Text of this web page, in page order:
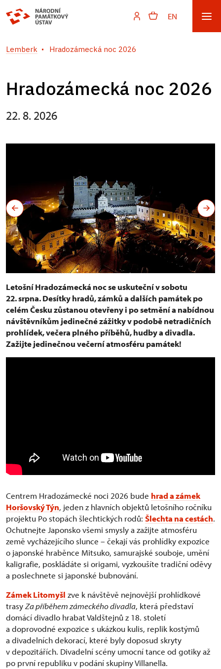
EN
Lemberk Hradozámecká noc 2026
Hradozámecká noc 2026
22. 8. 2026
Letošní Hradozámecká noc se uskuteční v sobotu
22. srpna. Desítky hradů, zámků a dalších památek po
celém Česku zůstanou otevřeny i po setmění a nabídnou
návštěvníkům jedinečné zážitky v podobě netradičních
prohlídek, večera plného příběhů, hudby a divadla.
Zažijte jedinečnou večerní atmosféru památek!
Centrem Hradozámecké noci 2026 bude hrad a zámek
Horšovský Týn, jeden z hlavních objektů letošního ročníku
projektu Po stopách šlechtických rodů: Šlechta na cestách.
Ochutnejte Japonsko všemi smysly a zažijte atmosféru
země vycházejícího slunce – čekají vás prohlídky expozice
o japonské hraběnce Mitsuko, samurajské souboje, umění
kaligrafie, poskládáte si origami, vyzkoušíte tradiční oděvy
a poslechnete si japonské bubnování.
Zámek Litomyšl zve k návštěvě nejnovější prohlídkové
trasyZa příběhem zámeckého divadla, která představí
domácí divadlo hrabat Valdštejnů z 18. století
a doprovodné expozice s ukázkou kulis, replik kostýmů
a divadelních dekorací, které byly doposud skryty
v depozitářích. Divadelní scény umocní tance od gotiky až
po první republiku v podání skupiny Villanella.